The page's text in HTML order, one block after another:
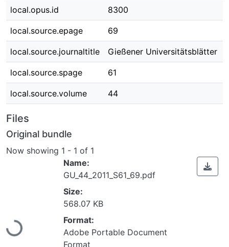
local.opus.id 8300
local.source.epage 69
local.source.journaltitle Gießener Universitätsblätter
local.source.spage 61
local.source.volume 44
Files
Original bundle
Now showing 1 - 1 of 1
Loading...
Name:
GU_44_2011_S61_69.pdf
Size:
568.07 KB
Format:
Adobe Portable Document
Format